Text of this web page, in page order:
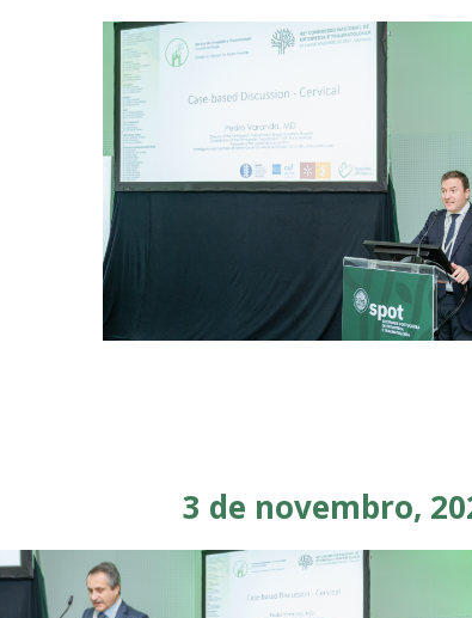
3 de novembro,